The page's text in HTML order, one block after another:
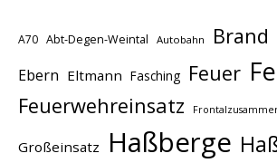
A70 Abt-Degen-Weintal Autobahn Brand
Ebern Eltmann Fasching Feuer
Feuerwehreinsatz
Großeinsatz Haßberge